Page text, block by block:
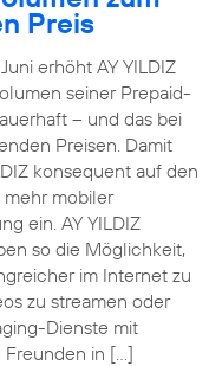
Preis
erhöht AY YILDIZ
seiner Prepaid-
– und das bei
Preisen. Damit
konsequent auf den
mobiler
ein. AY YILDIZ
so die Möglichkeit,
im Internet zu
zu streamen oder
Dienste mit
Freunden in […]